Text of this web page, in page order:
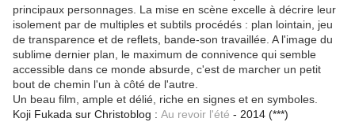
principaux personnages. La mise en scène excelle à décrire leur
isolement par de multiples et subtils procédés : plan lointain, jeu
de transparence et de reflets, bande-son travaillée. A l'image du
sublime dernier plan, le maximum de connivence qui semble
accessible dans ce monde absurde, c'est de marcher un petit
bout de chemin l'un à côté de l'autre.
Un beau film, ample et délié, riche en signes et en symboles.
Koji Fukada sur Christoblog : Au revoir l'été - 2014 (***)